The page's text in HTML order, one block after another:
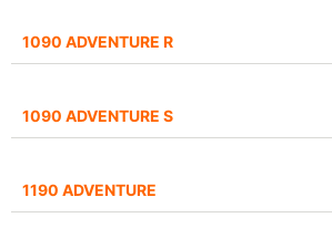
1090 ADVENTURE R
1090 ADVENTURE S
1190 ADVENTURE